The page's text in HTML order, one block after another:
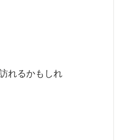
れるかもしれ